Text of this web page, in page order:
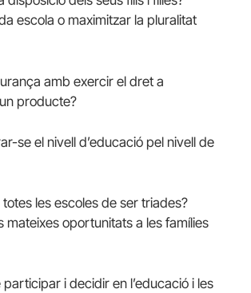
escola o maximitzar la pluralitat
amb exercir el dret a
producte?
se el nivell d’educació pel nivell de
les escoles de ser triades?
mateixes oportunitats a les famílies
i decidir en l’educació i les